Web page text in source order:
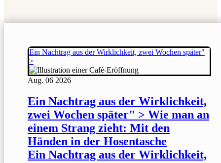
Ein Nachtrag aus der Wirklichkeit, zwei Wochen später"
>
Aug. 06 2026
Ein Nachtrag aus der Wirklichkeit,
zwei Wochen später" > Wie man an
einem Strang zieht: Mit den
Händen in der Hosentasche
Ein Nachtrag aus der Wirklichkeit,